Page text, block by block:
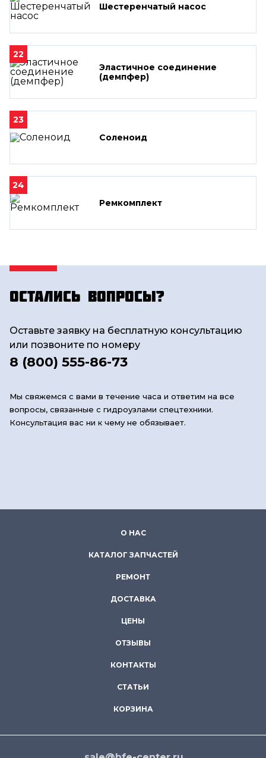
Шестеренчатый насос
22
Эластичное соединение
(демпфер)
23
Соленоид
24
Ремкомплект
Остались вопросы?
Оставьте заявку на бесплатную консультацию
или позвоните по номеру
8 (800) 555-86-73
Мы свяжемся с вами в течение часа и ответим на все
вопросы, связанные с гидроузлами спецтехники.
Консультация вас ни к чему не обязывает.
О НАС
КАТАЛОГ ЗАПЧАСТЕЙ
РЕМОНТ
ДОСТАВКА
ЦЕНЫ
ОТЗЫВЫ
КОНТАКТЫ
СТАТЬИ
КОРЗИНА